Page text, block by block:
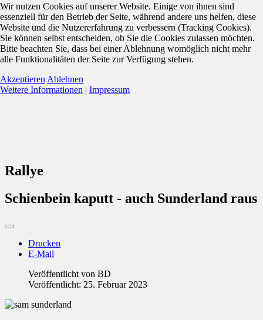
Rallye
Schienbein kaputt - auch Sunderland raus
Drucken
E-Mail
Veröffentlicht von BD
Veröffentlicht: 25. Februar 2023
Wir nutzen Cookies auf unserer Website. Einige von ihnen sind
essenziell für den Betrieb der Seite, während andere uns helfen, diese
Website und die Nutzererfahrung zu verbessern (Tracking Cookies).
Sie können selbst entscheiden, ob Sie die Cookies zulassen möchten.
Bitte beachten Sie, dass bei einer Ablehnung womöglich nicht mehr
alle Funktionalitäten der Seite zur Verfügung stehen.
Akzeptieren Ablehnen
Weitere Informationen | Impressum